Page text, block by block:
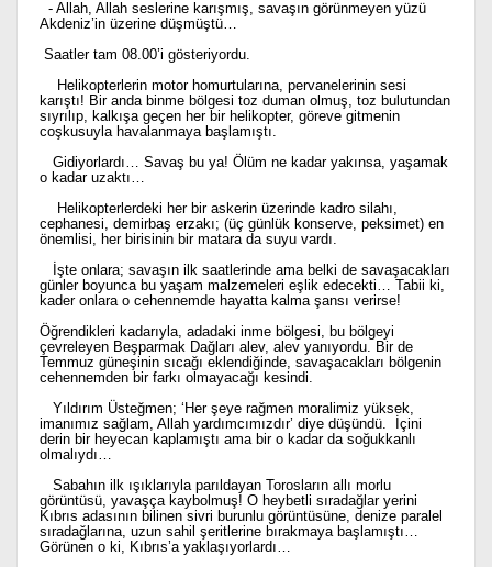
- Allah, Allah seslerine karışmış, savaşın görünmeyen yüzü
Akdeniz’in üzerine düşmüştü…
Saatler tam 08.00’i gösteriyordu.
Helikopterlerin motor homurtularına, pervanelerinin sesi
karıştı! Bir anda binme bölgesi toz duman olmuş, toz bulutundan
sıyrılıp, kalkışa geçen her bir helikopter, göreve gitmenin
coşkusuyla havalanmaya başlamıştı.
Gidiyorlardı… Savaş bu ya! Ölüm ne kadar yakınsa, yaşamak
o kadar uzaktı…
Helikopterlerdeki her bir askerin üzerinde kadro silahı,
cephanesi, demirbaş erzakı; (üç günlük konserve, peksimet) en
önemlisi, her birisinin bir matara da suyu vardı.
İşte onlara; savaşın ilk saatlerinde ama belki de savaşacakları
günler boyunca bu yaşam malzemeleri eşlik edecekti… Tabii ki,
kader onlara o cehennemde hayatta kalma şansı verirse!
Öğrendikleri kadarıyla, adadaki inme bölgesi, bu bölgeyi
çevreleyen Beşparmak Dağları alev, alev yanıyordu. Bir de
Temmuz güneşinin sıcağı eklendiğinde, savaşacakları bölgenin
cehennemden bir farkı olmayacağı kesindi.
Yıldırım Üsteğmen; ‘Her şeye rağmen moralimiz yüksek,
imanımız sağlam, Allah yardımcımızdır’ diye düşündü. İçini
derin bir heyecan kaplamıştı ama bir o kadar da soğukkanlı
olmalıydı…
Sabahın ilk ışıklarıyla parıldayan Torosların allı morlu
görüntüsü, yavaşça kaybolmuş! O heybetli sıradağlar yerini
Kıbrıs adasının bilinen sivri burunlu görüntüsüne, denize paralel
sıradağlarına, uzun sahil şeritlerine bırakmaya başlamıştı…
Görünen o ki, Kıbrıs’a yaklaşıyorlardı…